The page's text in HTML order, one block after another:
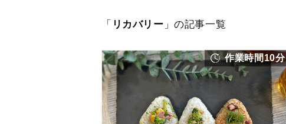
「 リカバリー 」の記事一覧
作業時間10分